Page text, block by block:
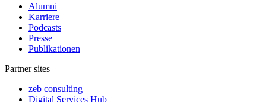
Alumni
Karriere
Podcasts
Presse
Publikationen
Partner sites
zeb consulting
Digital Services Hub